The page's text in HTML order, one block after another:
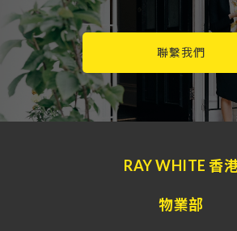
聯繫我們
RAY WHITE 香
物業部